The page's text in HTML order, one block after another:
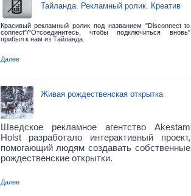
Тайланда. Рекламный ролик. Креатив
Красивый рекламный ролик под названием "Disconnect to
connect"/"Отсоединитесь, чтобы подключиться вновь"
прибыл к нам из Тайланда.
Далее
Живая рождественская открытка
Шведское рекламное агентство Akestam
Holst разработало интерактивный проект,
помогающий людям создавать собственные
рождественские открытки.
Далее